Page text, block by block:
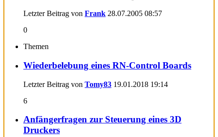
Letzter Beitrag von Frank 28.07.2005 08:57
0
Themen
Wiederbelebung eines RN-Control Boards
Letzter Beitrag von Tomy83 19.01.2018 19:14
6
Anfängerfragen zur Steuerung eines 3D
Druckers